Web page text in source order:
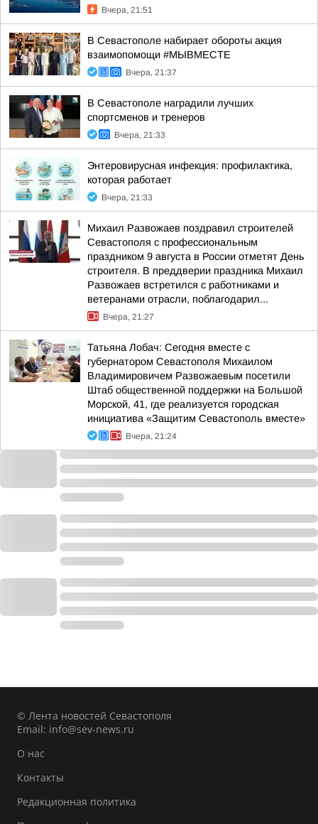
Вчера, 21:51
В Севастополе набирает обороты акция
взаимопомощи #МЫВМЕСТЕ
Вчера, 21:37
В Севастополе наградили лучших
спортсменов и тренеров
Вчера, 21:33
Энтеровирусная инфекция: профилактика,
которая работает
Вчера, 21:33
Михаил Развожаев поздравил строителей
Севастополя с профессиональным
праздником 9 августа в России отметят День
строителя. В преддверии праздника Михаил
Развожаев встретился с работниками и
ветеранами отрасли, поблагодарил...
Вчера, 21:27
Татьяна Лобач: Сегодня вместе с
губернатором Севастополя Михаилом
Владимировичем Развожаевым посетили
Штаб общественной поддержки на Большой
Морской, 41, где реализуется городская
инициатива «Защитим Севастополь вместе»
Вчера, 21:24
© Лента новостей Севастополя
Email: info@sev-news.ru
О нас
Контакты
Редакционная политика